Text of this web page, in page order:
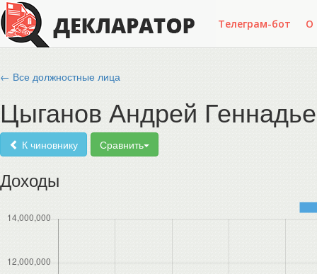
Телеграм-бот О
← Все должностные лица
Цыганов Андрей
К чиновнику Сравнить
Доходы